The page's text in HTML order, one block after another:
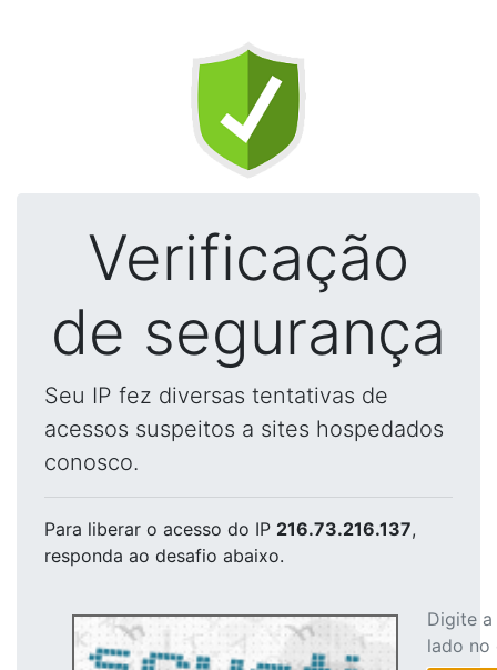
Verificação
de segurança
Seu IP fez diversas tentativas de
acessos suspeitos a sites hospedados
conosco.
Para liberar o acesso do IP 216.73.216.137,
responda ao desafio abaixo.
Digite
lado no